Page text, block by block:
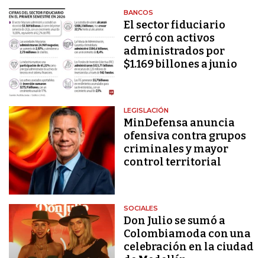
BANCOS
El sector fiduciario
cerró con activos
administrados por
$1.169 billones a junio
LEGISLACIÓN
MinDefensa anuncia
ofensiva contra grupos
criminales y mayor
control territorial
SOCIALES
Don Julio se sumó a
Colombiamoda con una
celebración en la ciudad